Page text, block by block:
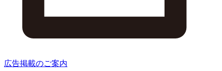
広告掲載のご案内